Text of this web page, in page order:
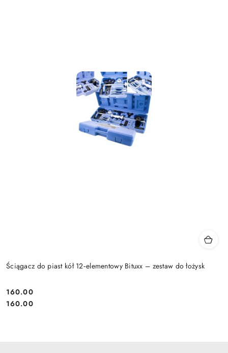
Ściągacz do piast kół 12‑elementowy Bituxx – zestaw do łożysk
Cena:
160.00
Cena:
160.00